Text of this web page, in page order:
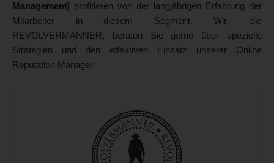
Management] profitieren von der langjährigen Erfahrung der
Mitarbeiter in diesem Segment. Wir, die
REVOLVERMÄNNER, beraten Sie gerne über spezielle
Strategien und den effektiven Einsatz unserer Online
Reputation Manager.